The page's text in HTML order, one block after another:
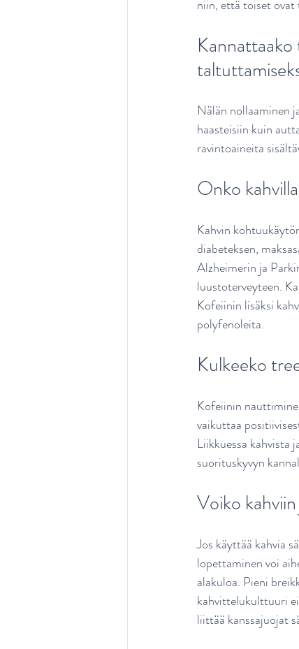
niin, että toiset
Kannattaako
Nälän nollaaminen
haasteisiin kuin
ravintoaineita
Onko
Kahvin
diabeteksen,
Alzheimerin ja
luustoterveyteen.
Kofeiinin lisäksi
polyfenoleita.
Kulkeeko
Kofeiinin
vaikuttaa
Liikkuessa kahvista
suorituskyvyn
Voiko
Jos käyttää kahvia
lopettaminen voi
alakuloa. Pieni
kahvittelukulttuuri
liittää kanssajuojat